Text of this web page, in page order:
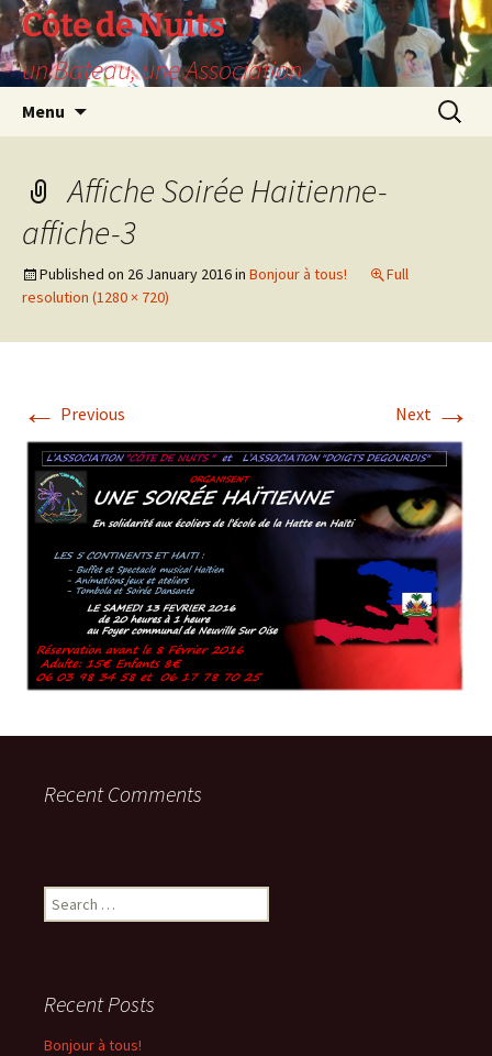
Skip
to
content
Côte de Nuits
un Bateau, une Association
Menu
Search
for:
Affiche Soirée Haitienne-
affiche-3
Published on 26 January 2016in Bonjour à tous!
Full
resolution (1280 × 720)
← Previous Next →
Recent Comments
Search
for:
Recent Posts
Bonjour à tous!